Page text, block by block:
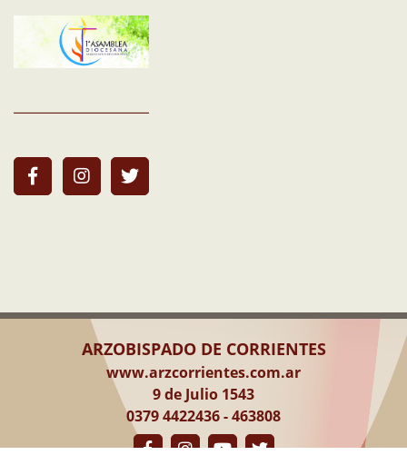
ARZOBISPADO DE CORRIENTES
www.arzcorrientes.com.ar
9 de Julio 1543
0379 4422436 - 463808